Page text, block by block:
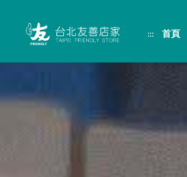
容
::: 首頁